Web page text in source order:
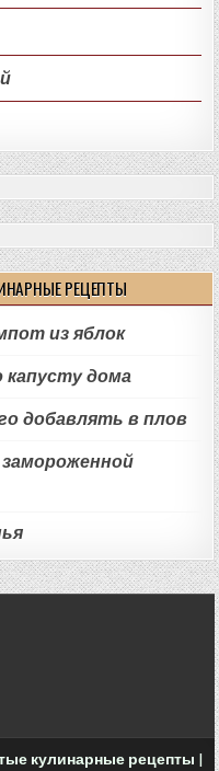
РЕЦЕПТЫ
из яблок
дома
добавлять в плов
кулинарные рецепты